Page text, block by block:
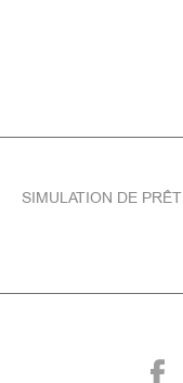
SIMULATION DE PRÊT